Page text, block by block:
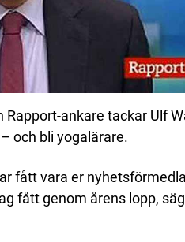
Rapport-ankare tackar Ulf
och bli yogalärare.
fått vara er
fått genom årens lopp,